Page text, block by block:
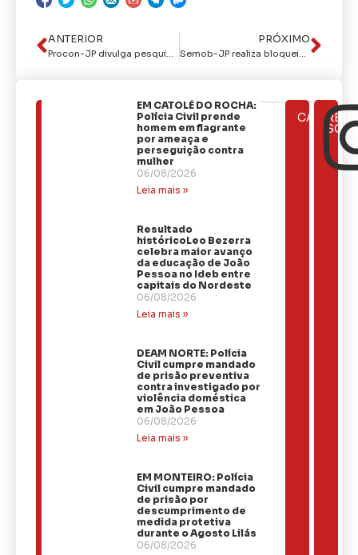
ANTERIOR
Procon-JP divulga pesquisa de comidas típicas; broa de milho apresenta maior variação de preço
PRÓXIMO
Semob-JP realiza bloqueio em alça que dá acesso à BR-230 no bairro do João Agripino
EM CATOLÉ DO ROCHA:
Polícia Civil prende
homem em flagrante
por ameaça e
perseguição contra
mulher
06/08/2026
Leia mais »
Resultado
históricoLeo Bezerra
celebra maior avanço
da educação de João
Pessoa no Ideb entre
capitais do Nordeste
06/08/2026
Leia mais »
DEAM NORTE: Polícia
Civil cumpre mandado
de prisão preventiva
contra investigado por
violência doméstica
em João Pessoa
06/08/2026
Leia mais »
EM MONTEIRO: Polícia
Civil cumpre mandado
de prisão por
descumprimento de
medida protetiva
durante o Agosto Lilás
06/08/2026